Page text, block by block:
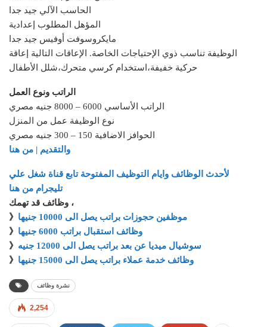
الحاسب الآلي جيد جدا
المؤهل المطلوب إعدادية
مايكروسوفت أوفيس جيد جدا
الوظيفة تناسب ذوي الإحتياجات الخاصة. الإعاقات التالية إعاقة
حركية خفيفة،استخدام كرسي متحرك،شلل الأطفال
الراتب ونوع العمل
الراتب الأساسي 6000 – 8000 جنيه مصري
نوع الوظيفة عمل من المنزل
الحوافز الاضافية 150 – 300 جنيه مصري
والتقديم | من هنا
لأحدث الوظائف وايام التوظيف المفتوحة تابع قناة شغل علي
تليجرام من هنا
وظائف قد تهمك ،
》
موظفين حجوزات براتب يصل الى 10000 جنيها
》
وظائف استقبال براتب 6000 جنيها
》
سوشيال ميديا عن بعد براتب يصل الى 12000 جنيه
》
وظائف خدمة عملاء براتب يصل الى 15000 جنيها
نشرة وظائف
2,254